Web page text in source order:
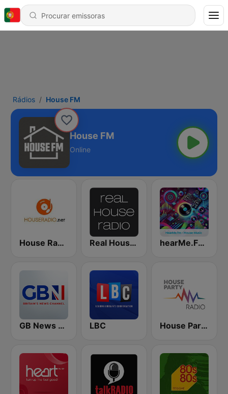
Rádios House FM
House FM
Online
House Radio Real House Radio hearMe.FM House
GB News Radio LBC House Party Radio